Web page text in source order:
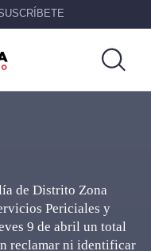
de Distrito Zona
Periciales y
9 de abril un total
reclamar ni identificar